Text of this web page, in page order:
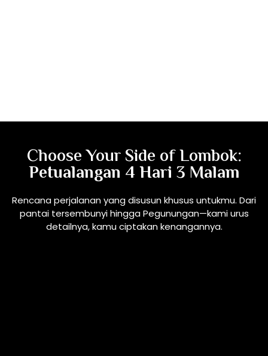
Choose Your Side of Lombok:
Petualangan 4 Hari 3 Malam
Rencana perjalanan yang disusun khusus untukmu. Dari
pantai tersembunyi hingga Pegunungan—kami urus
detailnya, kamu ciptakan kenangannya.